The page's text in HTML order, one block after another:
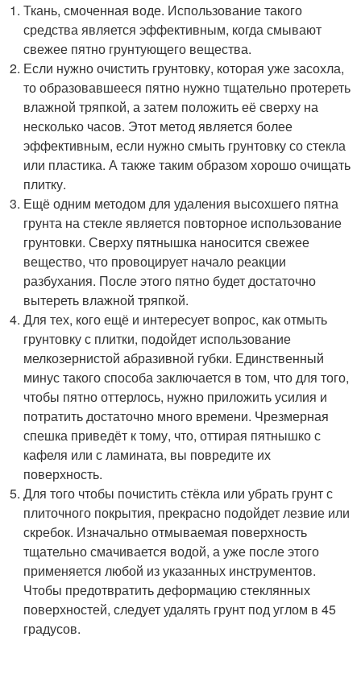
Ткань, смоченная воде. Использование такого
средства является эффективным, когда смывают
свежее пятно грунтующего вещества.
Если нужно очистить грунтовку, которая уже засохла,
то образовавшееся пятно нужно тщательно протереть
влажной тряпкой, а затем положить её сверху на
несколько часов. Этот метод является более
эффективным, если нужно смыть грунтовку со стекла
или пластика. А также таким образом хорошо очищать
плитку.
Ещё одним методом для удаления высохшего пятна
грунта на стекле является повторное использование
грунтовки. Сверху пятнышка наносится свежее
вещество, что провоцирует начало реакции
разбухания. После этого пятно будет достаточно
вытереть влажной тряпкой.
Для тех, кого ещё и интересует вопрос, как отмыть
грунтовку с плитки, подойдет использование
мелкозернистой абразивной губки. Единственный
минус такого способа заключается в том, что для того,
чтобы пятно оттерлось, нужно приложить усилия и
потратить достаточно много времени. Чрезмерная
спешка приведёт к тому, что, оттирая пятнышко с
кафеля или с ламината, вы повредите их
поверхность.
Для того чтобы почистить стёкла или убрать грунт с
плиточного покрытия, прекрасно подойдет лезвие или
скребок. Изначально отмываемая поверхность
тщательно смачивается водой, а уже после этого
применяется любой из указанных инструментов.
Чтобы предотвратить деформацию стеклянных
поверхностей, следует удалять грунт под углом в 45
градусов.